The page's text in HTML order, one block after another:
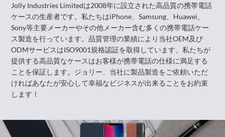
Jolly Industries Limitedは2008年に設立された高品質の携帯電話
ケースの生産者です。私たちはiPhone、Samsung、Huawei、
Sony等主要メーカーやその他メーカー含む多くの携帯電話ケー
ス製造を行っています。品質管理の業績により当社OEM及び
ODMサービスはISO9001規格認証を取得しています、私たちが
提供する高品質なケースはお客様が携帯電話の仕様に満足する
ことを保証します。ジョリー、当社に製品製造をご依頼いただ
ければあなたが安心して幸福なビジネスが出来ることをお約束
します！